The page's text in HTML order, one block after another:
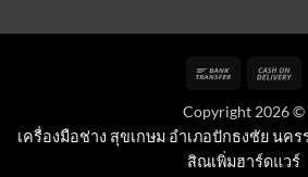
Bank
Copyright 2026 ©
เครื่องมือช่าง สุขเกษม อำเภอปักธงชัย นค
สิณเพิ่มฮาร์ดแวร์